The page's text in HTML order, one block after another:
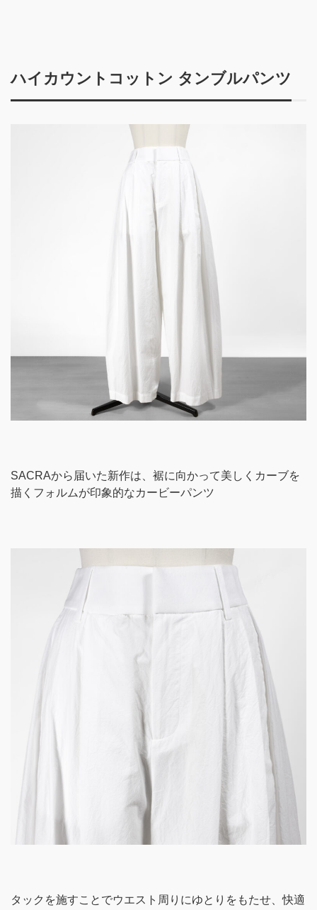
ハイカウントコットン タンブルパンツ
SACRAから届いた新作は、裾に向かって美しくカーブを
描くフォルムが印象的なカービーパンツ
タックを施すことでウエスト周りにゆとりをもたせ、快適